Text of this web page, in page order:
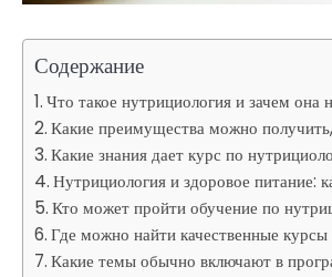
Содержание
Что такое нутрициология и зачем она
Какие преимущества можно
Какие знания дает курс по
Нутрициология и здоровое питание:
Кто может пройти обучение по
Где можно найти качественные
Какие темы обычно включают в